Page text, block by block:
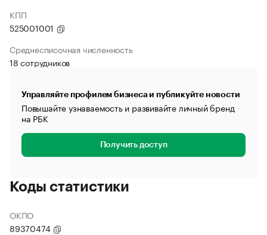
КПП
525001001
Среднесписочная численность
18 сотрудников
Управляйте профилем бизнеса и публикуйте новости
Повышайте узнаваемость и развивайте личный бренд
на РБК
Получить доступ
Коды статистики
ОКПО
89370474